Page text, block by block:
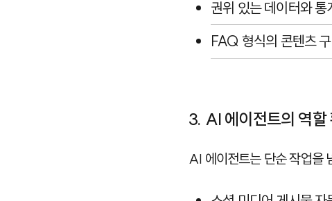
권위 있는 데이터와 통
FAQ 형식의 콘텐츠
3. AI 에이전트의 역할
AI 에이전트는 단순 작업을